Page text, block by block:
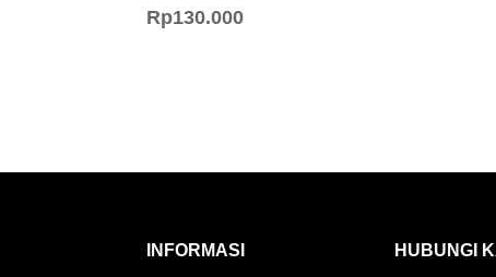
Rp130.000
INFORMASI HUBUNGI